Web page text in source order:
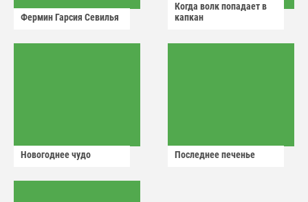
Фермин Гарсия Севилья
Когда волк попадает в
капкан
Новогоднее чудо Последнее печенье